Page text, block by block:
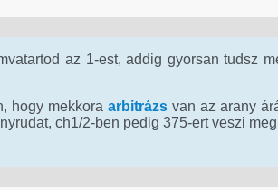
az 1-est, addig gyorsan tudsz
hogy mekkora arbitrázsvan az arany
ch1/2-ben pedig 375-ert veszi